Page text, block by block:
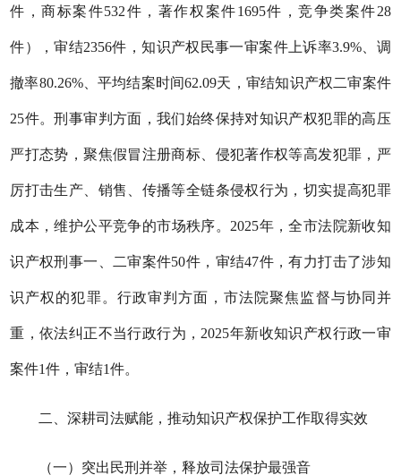
件，商标案件532件，著作权案件1695件，竞争类案件28
件），审结2356件，知识产权民事一审案件上诉率3.9%、调
撤率80.26%、平均结案时间62.09天，审结知识产权二审案件
25件。刑事审判方面，我们始终保持对知识产权犯罪的高压
严打态势，聚焦假冒注册商标、侵犯著作权等高发犯罪，严
厉打击生产、销售、传播等全链条侵权行为，切实提高犯罪
成本，维护公平竞争的市场秩序。2025年，全市法院新收知
识产权刑事一、二审案件50件，审结47件，有力打击了涉知
识产权的犯罪。行政审判方面，市法院聚焦监督与协同并
重，依法纠正不当行政行为，2025年新收知识产权行政一审
案件1件，审结1件。
二、深耕司法赋能，推动知识产权保护工作取得实效
（一）突出民刑并举，释放司法保护最强音